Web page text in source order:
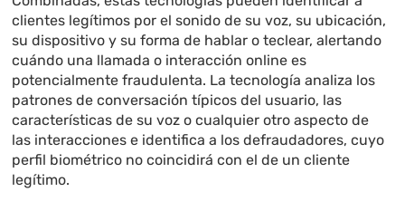
clientes legítimos por el sonido de su voz, su ubicación,
su dispositivo y su forma de hablar o teclear, alertando
cuándo una llamada o interacción online es
potencialmente fraudulenta. La tecnología analiza los
patrones de conversación típicos del usuario, las
características de su voz o cualquier otro aspecto de
las interacciones e identifica a los defraudadores, cuyo
perfil biométrico no coincidirá con el de un cliente
legítimo.